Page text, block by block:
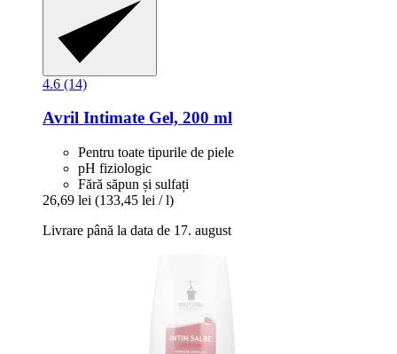
4.6 (14)
Avril Intimate Gel, 200 ml
Pentru toate tipurile de piele
pH fiziologic
Fără săpun și sulfați
26,69 lei (133,45 lei / l)
Livrare până la data de 17. august